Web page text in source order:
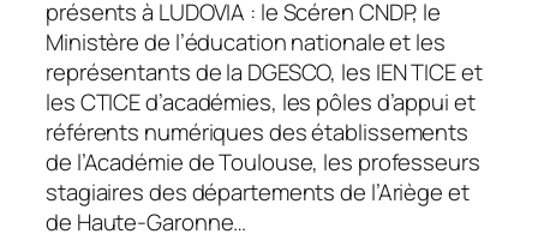
présents à LUDOVIA : le Scéren CNDP, le
Ministère de l’éducation nationale et les
représentants de la DGESCO, les IEN TICE et
les CTICE d’académies, les pôles d’appui et
référents numériques des établissements
de l’Académie de Toulouse, les professeurs
stagiaires des départements de l’Ariège et
de Haute-Garonne…